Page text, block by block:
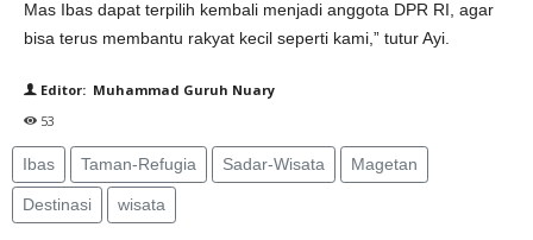
Mas Ibas dapat terpilih kembali menjadi anggota DPR RI, agar
bisa terus membantu rakyat kecil seperti kami,” tutur Ayi.
Editor: Muhammad Guruh Nuary
53
Ibas Taman-Refugia Sadar-Wisata Magetan
Destinasi wisata